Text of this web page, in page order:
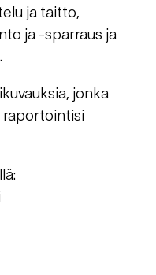
ja taitto,
ja -sparraus ja
jonka
raportointisi